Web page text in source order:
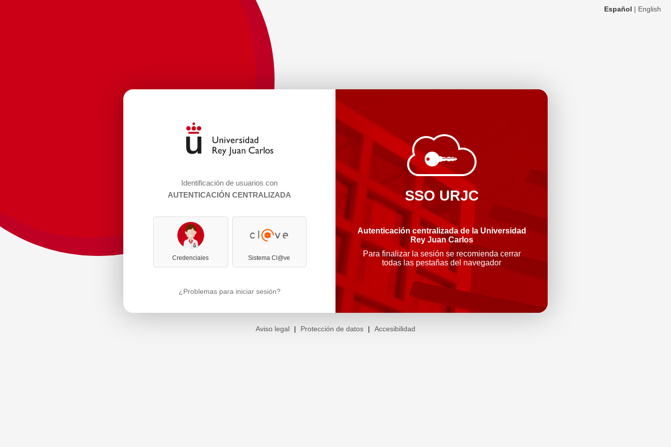
Español | English
Identificación de usuarios con
AUTENTICACIÓN CENTRALIZADA
Credenciales Sistema Cl@ve
¿Problemas para iniciar sesión?
SSO URJC
Autenticación centralizada de la Universidad
Rey Juan Carlos
Para finalizar la sesión se recomienda cerrar
todas las pestañas del navegador
Aviso legal | Protección de datos | Accesibilidad